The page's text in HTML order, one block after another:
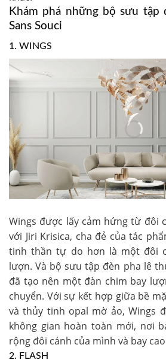
Khám phá những bộ sưu tập
Sans Souci
1. WINGS
Wings được lấy cảm hứng từ đôi
với Jiri Krisica, cha đẻ của tác
tinh thần tự do hơn là một đôi
lượn. Và bộ sưu tập đèn pha lê
đã tạo nên một đàn chim bay
chuyển. Với sự kết hợp giữa bề
và thủy tinh opal mờ ảo, Wings
không gian hoàn toàn mới, nơi
rộng đôi cánh của mình và bay
2. FLASH